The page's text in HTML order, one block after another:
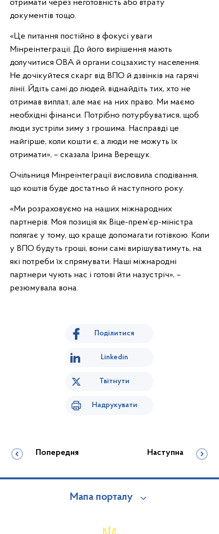
отримати через неготовність або втрату
документів тощо.
«Це питання постійно в фокусі уваги
Мінреінтеграції. До його вирішення мають
долучитися ОВА й органи соцзахисту населення.
Не дочікуйтеся скарг від ВПО й дзвінків на гарячі
лінії. Йдіть самі до людей, віднайдіть тих, хто не
отримав виплат, але має на них право. Ми маємо
необхідні фінанси. Потрібно потурбуватися, щоб
люди зустріли зиму з грошима. Насправді це
найгірше, коли кошти є, а люди не можуть їх
отримати», – сказала Ірина Верещук.
Очільниця Мінреінтеграції висловила сподівання,
що коштів буде достатньо й наступного року.
«Ми розраховуємо на наших міжнародних
партнерів. Моя позиція як Віце-прем’єр-міністра
полягає у тому, що краще допомагати готівкою. Коли
у ВПО будуть гроші, вони самі вирішуватимуть, на
які потреби їх спрямувати. Наші міжнародні
партнери чують нас і готові йти назустріч», –
резюмувала вона.
Поділитися
Linkedin
Твітнути
Надрукувати
Попередня Наступна
Мапа порталу